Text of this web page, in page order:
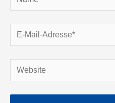
E-
Mail-
Adresse*
Website